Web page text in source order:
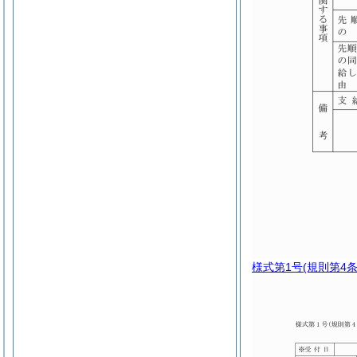
様式第1号(規則第4